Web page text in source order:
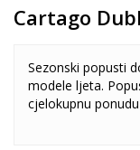
Cartago
Sezonski popusti
modele ljeta.
cjelokupnu